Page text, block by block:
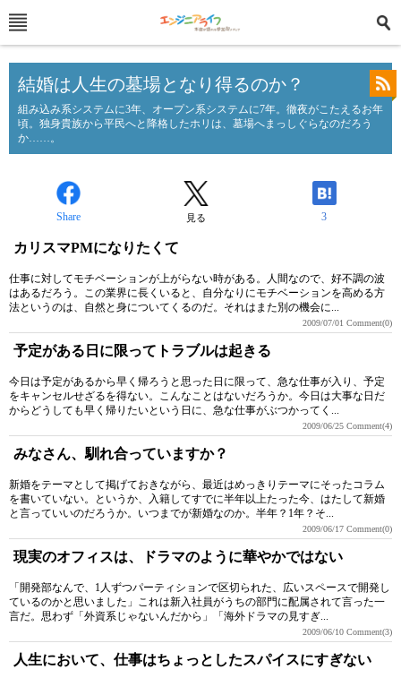
結婚は人生の墓場となり得るのか？
組み込み系システムに3年、オープン系システムに7年。徹夜がこたえるお年
頃。独身貴族から平民へと降格したホリは、墓場へまっしぐらなのだろう
か……。
Share 見る 3
カリスマPMになりたくて
仕事に対してモチベーションが上がらない時がある。人間なので、好不調の波
はあるだろう。この業界に長くいると、自分なりにモチベーションを高める方
法というのは、自然と身についてくるのだ。それはまた別の機会に...
2009/07/01 Comment(0)
予定がある日に限ってトラブルは起きる
今日は予定があるから早く帰ろうと思った日に限って、急な仕事が入り、予定
をキャンセルせざるを得ない。こんなことはないだろうか。今日は大事な日だ
からどうしても早く帰りたいという日に、急な仕事がぶつかってく...
2009/06/25 Comment(4)
みなさん、馴れ合っていますか？
新婚をテーマとして掲げておきながら、最近はめっきりテーマにそったコラム
を書いていない。というか、入籍してすでに半年以上たった今、はたして新婚
と言っていいのだろうか。いつまでが新婚なのか。半年？1年？そ...
2009/06/17 Comment(0)
現実のオフィスは、ドラマのように華やかではない
「開発部なんで、1人ずつパーティションで区切られた、広いスペースで開発し
ているのかと思いました」これは新入社員がうちの部門に配属されて言った一
言だ。思わず「外資系じゃないんだから」「海外ドラマの見すぎ...
2009/06/10 Comment(3)
人生において、仕事はちょっとしたスパイスにすぎない